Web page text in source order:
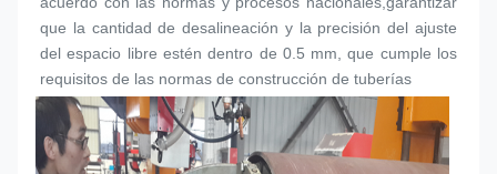
que la cantidad de desalineación y la precisión del ajuste
del espacio libre estén dentro de 0.5 mm, que cumple los
requisitos de las normas de construcción de tuberías